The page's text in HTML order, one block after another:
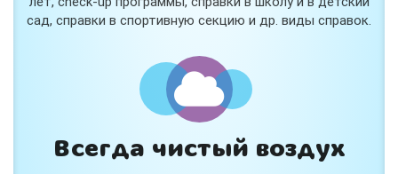
сад, справки в спортивную секцию и др. виды справок.
Всегда чистый воздух